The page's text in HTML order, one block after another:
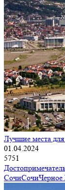
Лучшие места
01.04.2024
5751
СочиСочи